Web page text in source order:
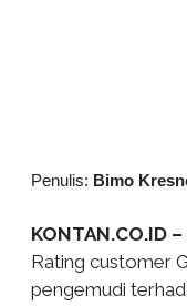
Penulis: Bimo
KONTAN.CO.ID –
Rating customer
pengemudi